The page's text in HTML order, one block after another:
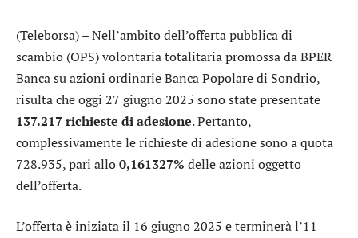
(Teleborsa) – Nell’ambito dell’offerta pubblica di
scambio (OPS) volontaria totalitaria promossa daBPER
Bancasu azioni ordinarieBanca Popolare di Sondrio,
risulta che oggi 27 giugno 2025 sono state presentate
137.217 richieste di adesione. Pertanto,
complessivamente le richieste di adesione sono a quota
728.935, pari allo0,161327% delle azioni oggetto
dell’offerta.
L’offerta è iniziata il 16 giugno 2025 e terminerà l’11